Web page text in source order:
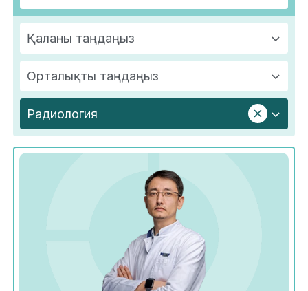
Қаланы таңдаңыз
Орталықты таңдаңыз
Радиология